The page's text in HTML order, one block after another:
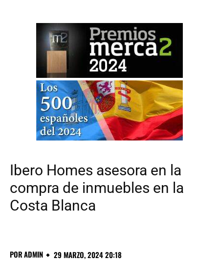
Ibero Homes asesora en la
compra de inmuebles en la
Costa Blanca
PORADMIN 29 MARZO, 2024 20:18